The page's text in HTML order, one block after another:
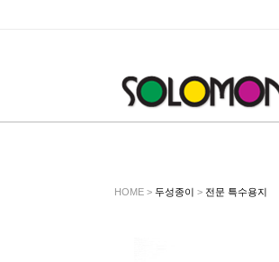
HOME > 두성종이 > 전문 특수용지